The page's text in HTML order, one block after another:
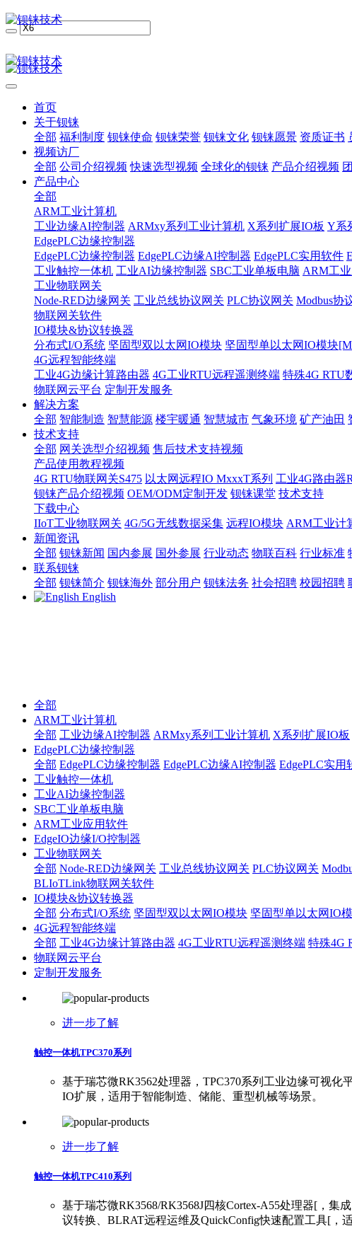
首页
关于钡铼
全部 福利制度 钡铼使命 钡铼荣誉 钡铼文化 钡铼愿景 资质证书
视频访厂
全部 公司介绍视频 快速选型视频 全球化的钡铼 产品介绍视频
产品中心
全部
ARM工业计算机
工业边缘AI控制器 ARMxy系列工业计算机 X系列扩展IO板 Y系
EdgePLC边缘控制器
EdgePLC边缘控制器 EdgePLC边缘AI控制器 EdgePLC实用软件
工业触控一体机 工业AI边缘控制器 SBC工业单板电脑 ARM工
工业物联网关
Node-RED边缘网关 工业总线协议网关 PLC协议网关 Modbus协
物联网关软件
IO模块&协议转换器
分布式I/O系统 坚固型双以太网IO模块 坚固型单以太网IO模块
4G远程智能终端
工业4G边缘计算路由器 4G工业RTU远程遥测终端 特殊4G RTU
物联网云平台 定制开发服务
解决方案
全部 智能制造 智慧能源 楼宇暖通 智慧城市 气象环境 矿产油田
技术支持
全部 网关选型介绍视频 售后技术支持视频
产品使用教程视频
4G RTU物联网关S475 以太网远程IO MxxxT系列 工业4G路由器
钡铼产品介绍视频 OEM/ODM定制开发 钡铼课堂 技术支持
下载中心
IIoT工业物联网关 4G/5G无线数据采集 远程IO模块 ARM工业计
新闻资讯
全部 钡铼新闻 国内参展 国外参展 行业动态 物联百科 行业标准
联系钡铼
全部 钡铼简介 钡铼海外 部分用户 钡铼法务 社会招聘 校园招聘
English
全部
ARM工业计算机
全部 工业边缘AI控制器 ARMxy系列工业计算机 X系列扩展IO板
EdgePLC边缘控制器
全部 EdgePLC边缘控制器 EdgePLC边缘AI控制器 EdgePLC实用
工业触控一体机
工业AI边缘控制器
SBC工业单板电脑
ARM工业应用软件
EdgeIO边缘I/O控制器
工业物联网关
全部 Node-RED边缘网关 工业总线协议网关 PLC协议网关
BLIoTLink物联网关软件
IO模块&协议转换器
全部 分布式I/O系统 坚固型双以太网IO模块 坚固型单以太网IO
4G远程智能终端
全部 工业4G边缘计算路由器 4G工业RTU远程遥测终端 特殊4G
物联网云平台
定制开发服务
进一步了解
触控一体机TPC370系列
基于瑞芯微RK3562处理器，TPC370系列工业边缘可视化
IO扩展，适用于智能制造、储能、重型机械等场景。
进一步了解
触控一体机TPC410系列
基于瑞芯微RK3568/RK3568J四核Cortex-A55处理器[，
议转换、BLRAT远程运维及QuickConfig快速配置工具[，